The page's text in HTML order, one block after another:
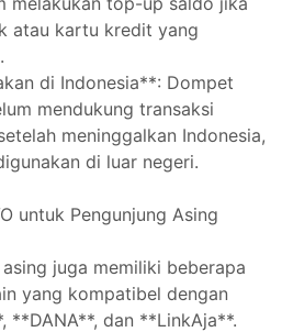
atau kartu kredit yang
di Indonesia**: Dompet
mendukung transaksi
meninggalkan Indonesia,
di luar negeri.
untuk Pengunjung Asing
asing juga memiliki beberapa
yang kompatibel dengan
**DANA**, dan **LinkAja**.